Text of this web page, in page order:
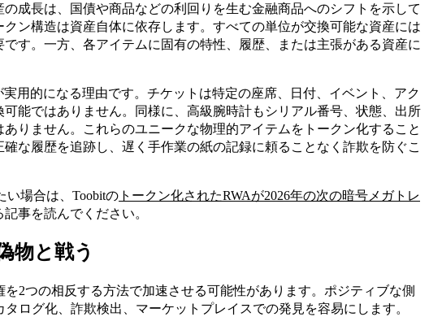
成長は、国債や商品などの利回りを生む金融商品へのシフトを示して
ン構造は資産自体に依存します。すべての単位が交換可能な資産には
す。一方、各アイテムに固有の特性、履歴、または主張がある資産に
用的になる理由です。チケットは特定の座席、日付、イベント、アク
能ではありません。同様に、高級腕時計もシリアル番号、状態、出所
りません。これらのユニークな物理的アイテムをトークン化すること
な履歴を追跡し、遅く手作業の紙の記録に頼ることなく詐欺を防ぐこ
い場合は、Toobitの トークン化されたRWAが2026年の次の暗号メガトレ
記事を読んでください。
物と戦う
2つの相反する方法で加速させる可能性があります。ポジティブな側
ログ化、詐欺検出、マーケットプレイスでの発見を容易にします。